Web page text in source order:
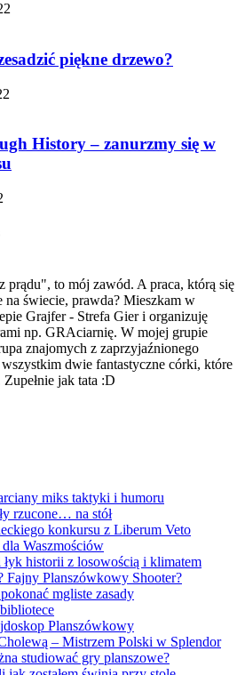
piękne drzewo?
History – zanurzmy się w
prądu", to mój zawód. A praca, którą się
na świecie, prawda? Mieszkam w
Grajfer - Strefa Gier i organizuję
np. GRAciarnię. W mojej grupie
znajomych z zaprzyjaźnionego
dwie fantastyczne córki, które
jak tata :D
miks taktyki i humoru
rzucone… na stół
konkursu z Liberum Veto
Waszmościów
historii z losowością i klimatem
Fajny Planszówkowy Shooter?
mgliste zasady
Planszówkowy
– Mistrzem Polski w Splendor
studiować gry planszowe?